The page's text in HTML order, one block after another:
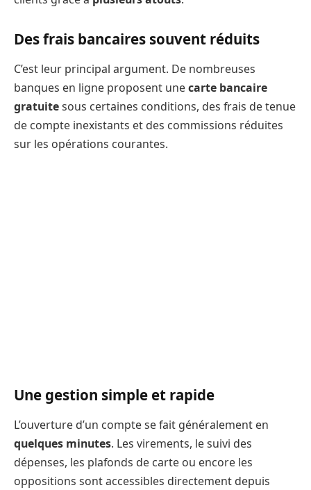
Des frais bancaires souvent réduits
C’est leur principal argument. De nombreuses
banques en ligne proposent unecarte bancaire
gratuitesous certaines conditions, des frais de tenue
de compte inexistants et des commissions réduites
sur les opérations courantes.
Une gestion simple et rapide
L’ouverture d’un compte se fait généralement en
quelques minutes. Les virements, le suivi des
dépenses, les plafonds de carte ou encore les
oppositions sont accessibles directement depuis